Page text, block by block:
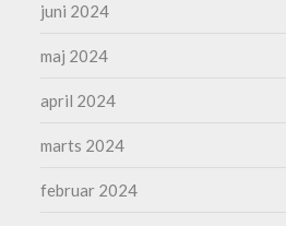
juni 2024
maj 2024
april 2024
marts 2024
februar 2024